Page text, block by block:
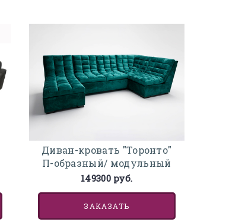
Диван-кровать "Торонто"
П-образный/ модульный
149300 руб.
ЗАКАЗАТЬ